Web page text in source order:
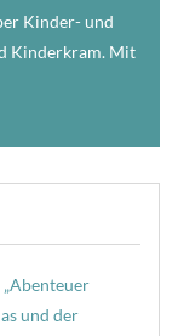
Kinder- und
Kinderkram. Mit
„Abenteuer
und der